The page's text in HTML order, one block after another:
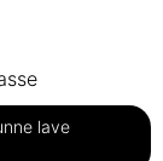
lave